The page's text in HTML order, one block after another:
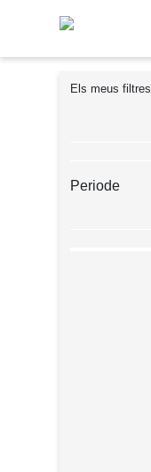
Els meus filtres
Periode